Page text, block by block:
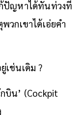
ปัญหาได้ทันท่วงที
วกเขาได้เอ่ยคำ
เช่นเดิม ?
บิน’ (Cockpit